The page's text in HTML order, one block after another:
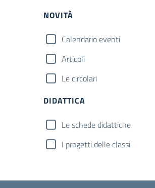
NOVITÀ
Calendario eventi
Articoli
Le circolari
DIDATTICA
Le schede didattiche
I progetti delle classi